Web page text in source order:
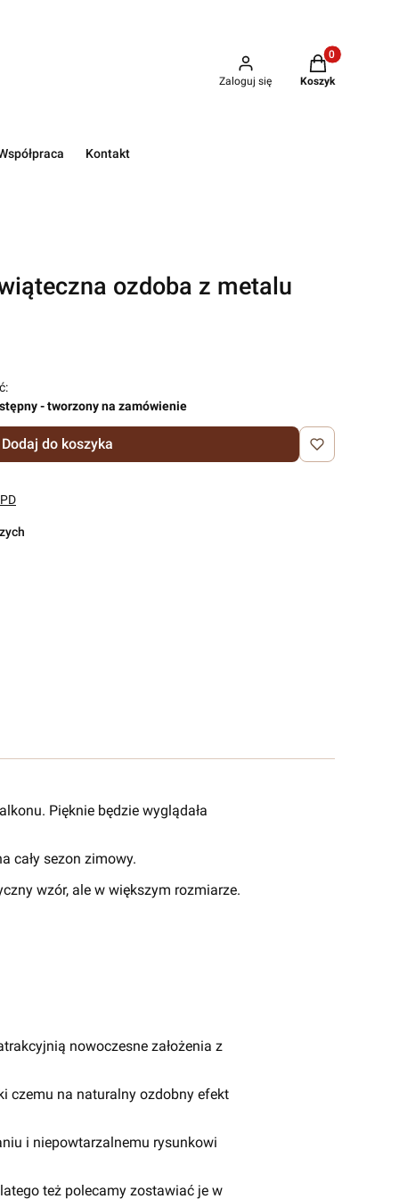
Zaloguj się
Produkty w
Koszyk
Kontakt
ozdoba z metalu
- tworzony na zamówienie
Dodaj do koszyka
Pięknie będzie wyglądała
cały sezon zimowy.
wzór, ale w większym rozmiarze.
nowoczesne założenia z
czemu na naturalny ozdobny efekt
i niepowtarzalnemu rysunkowi
też polecamy zostawiać je w